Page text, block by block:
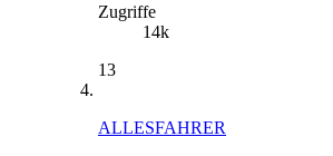
Zugriffe
14k
13
ALLESFAHRER